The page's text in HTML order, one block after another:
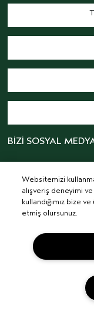
BİZİ SOSYAL
© AVEDA CORP.
İLGI ALANINA
TEDARIKÇI İLIŞKILER
Websitemizi
alışveriş deneyimi
kullandığımız bize
etmiş olursunuz.